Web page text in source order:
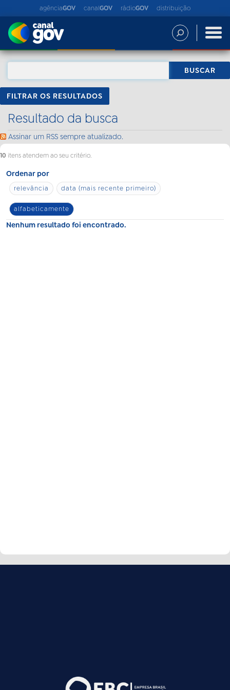
agênciaGOV canalGOV rádioGOV distribuição
FILTRAR OS RESULTADOS
Resultado da busca
Assinar um RSS sempre atualizado.
10 itens atendem ao seu critério.
Ordenar por
relevância data (mais recente primeiro)
alfabeticamente
Nenhum resultado foi encontrado.